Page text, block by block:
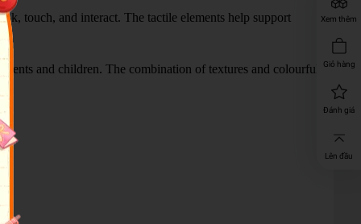
Xem thêm
Giỏ hàng
Đánh giá
Lên đầu
touch, and interact. The tactile elements help support
and children. The combination of textures and colourful